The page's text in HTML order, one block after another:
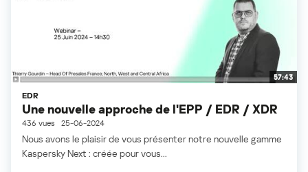
57:43
EDR
Une nouvelle approche de l'EPP / EDR / XDR
436 vues 25-06-2024
Nous avons le plaisir de vous présenter notre nouvelle gamme
Kaspersky Next : créée pour vous...